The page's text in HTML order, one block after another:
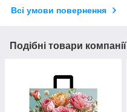
Всі умови повернення
Подібні товари компанії